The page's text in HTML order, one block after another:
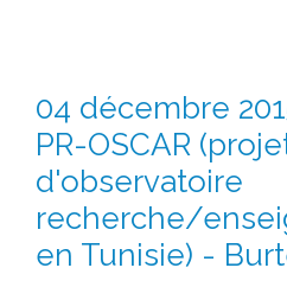
04 décembre
PR-OSCAR
d'observatoire
recherche/
en Tunisie) -